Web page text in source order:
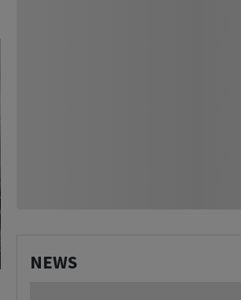
NEWS